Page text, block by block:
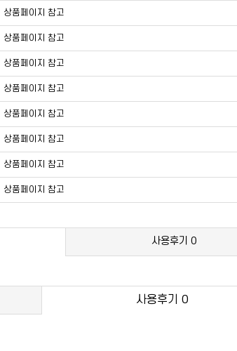
상품페이지 참고
상품페이지 참고
상품페이지 참고
상품페이지 참고
상품페이지 참고
상품페이지 참고
상품페이지 참고
상품페이지 참고
사용후기 0
사용후기 0